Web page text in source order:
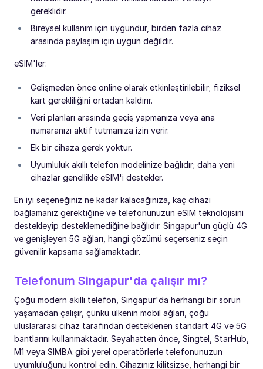
gereklidir.
Bireysel kullanım için uygundur, birden fazla cihaz
arasında paylaşım için uygun değildir.
eSIM'ler:
Gelişmeden önce online olarak etkinleştirilebilir; fiziksel
kart gerekliliğini ortadan kaldırır.
Veri planları arasında geçiş yapmanıza veya ana
numaranızı aktif tutmanıza izin verir.
Ek bir cihaza gerek yoktur.
Uyumluluk akıllı telefon modelinize bağlıdır; daha yeni
cihazlar genellikle eSIM'i destekler.
En iyi seçeneğiniz ne kadar kalacağınıza, kaç cihazı
bağlamanız gerektiğine ve telefonunuzun eSIM teknolojisini
destekleyip desteklemediğine bağlıdır. Singapur'un güçlü 4G
ve genişleyen 5G ağları, hangi çözümü seçerseniz seçin
güvenilir kapsama sağlamaktadır.
Telefonum Singapur'da çalışır mı?
Çoğu modern akıllı telefon, Singapur'da herhangi bir sorun
yaşamadan çalışır, çünkü ülkenin mobil ağları, çoğu
uluslararası cihaz tarafından desteklenen standart 4G ve 5G
bantlarını kullanmaktadır. Seyahatten önce, Singtel, StarHub,
M1 veya SIMBA gibi yerel operatörlerle telefonunuzun
uyumluluğunu kontrol edin. Cihazınız kilitsizse, herhangi bir